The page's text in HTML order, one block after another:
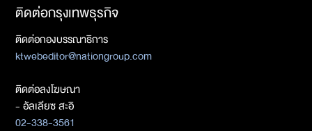
ติดต่อกรุงเทพธุรกิจ
ติดต่อกองบรรณาธิการ
ktwebeditor@nationgroup.com
ติดต่อลงโฆษณา
- อัลเลียซ สะอิ
02-338-3561